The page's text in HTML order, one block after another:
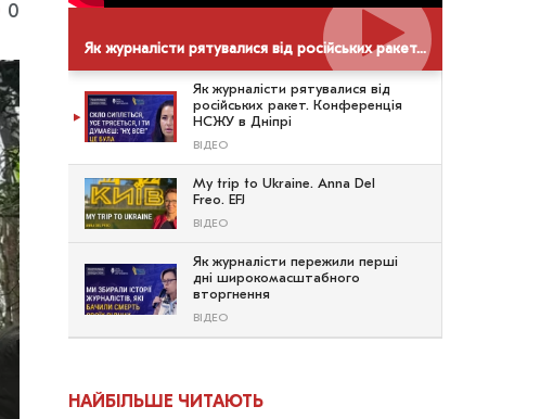
0
Як журналісти рятувалися від російських ракет. Конференція НСЖУ в Дніпрі
Як журналісти рятувалися від
російських ракет. Конференція
НСЖУ в Дніпрі
ВІДЕО
My trip to Ukraine. Anna Del
Freo. EFJ
ВІДЕО
Як журналісти пережили перші
дні широкомасштабного
вторгнення
ВІДЕО
НАЙБІЛЬШЕ ЧИТАЮТЬ